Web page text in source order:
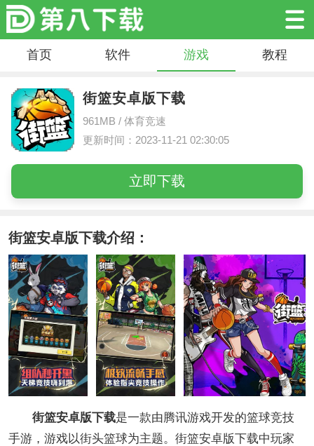
首页 软件 游戏 教程
街篮安卓版下载
961MB / 体育竞速
更新时间：2023-11-21 02:30:05
立即下载
街篮安卓版下载介绍：
街篮安卓版下载是一款由腾讯游戏开发的篮球竞技
手游，游戏以街头篮球为主题。街篮安卓版下载中玩家